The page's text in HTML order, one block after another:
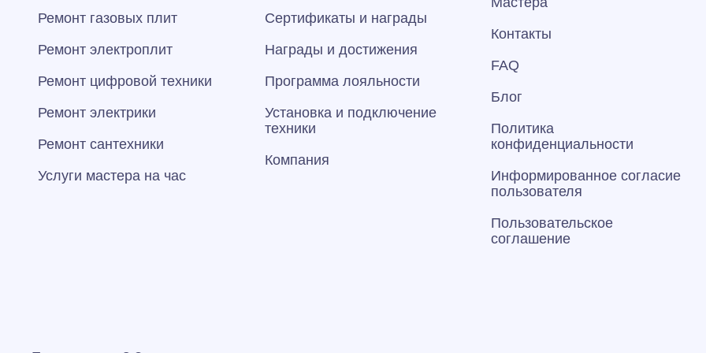
Ремонт газовых плит
Ремонт электроплит
Ремонт цифровой техники
Ремонт электрики
Ремонт сантехники
Услуги мастера на час
Сертификаты и награды
Награды и достижения
Программа лояльности
Установка и подключение
техники
Компания
Контакты
FAQ
Блог
Политика
конфиденциальности
Информированное согласие
пользователя
Пользовательское
соглашение